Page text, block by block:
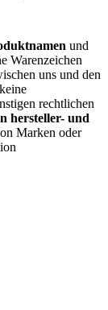
und
Warenzeichen
uns und den
rechtlichen
hersteller- und
Marken oder